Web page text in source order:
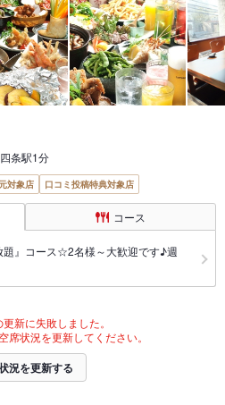
条駅1分
対象店 口コミ投稿特典対象店
コース
』コース☆2名様～大歓迎です♪週
新に失敗しました。
席状況を更新してください。
況を更新する